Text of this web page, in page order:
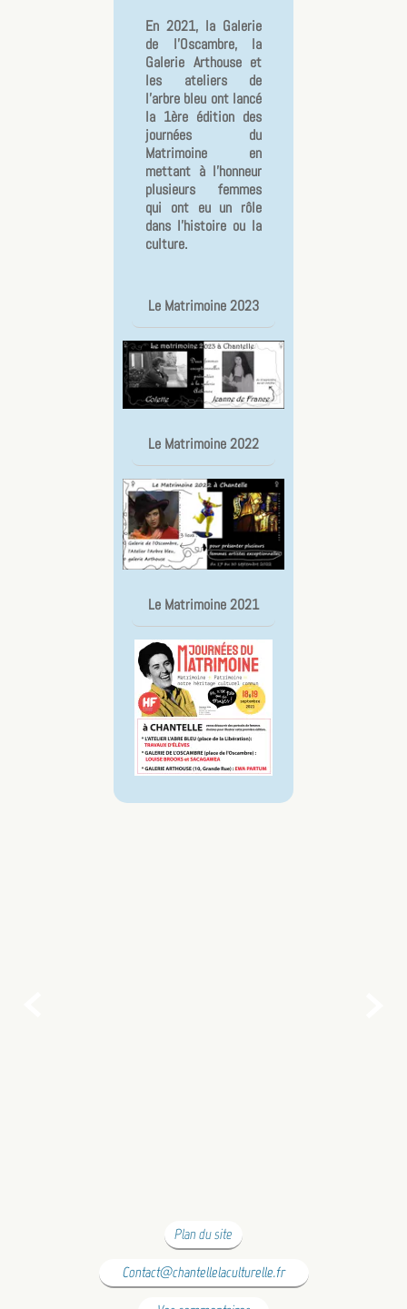
En 2021, la Galerie
de l'Oscambre, la
Galerie Arthouse et
les ateliers de
l'arbre bleu ont lancé
la 1ère édition des
journées du
Matrimoine en
mettant à l'honneur
plusieurs femmes
qui ont eu un rôle
dans l'histoire ou la
culture.
Le Matrimoine 2023
Le Matrimoine 2022
Le Matrimoine 2021
Plan du site
Contact@chantellelaculturelle.fr